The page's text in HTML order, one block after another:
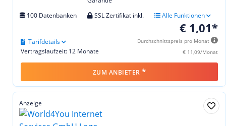
100 Datenbanken SSL Zertifikat inkl. Alle Funktionen
€ 1,01*
Durchschnittspreis pro Monat
€ 11,09/Monat
Vertragslaufzeit: 12 Monate
Tarifdetails
ZUM ANBIETER *
Anzeige